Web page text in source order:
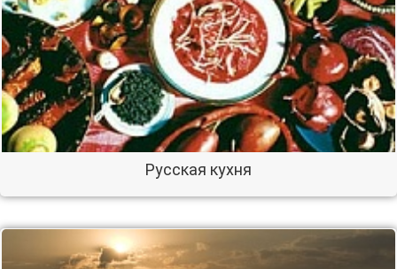
Русская кухня